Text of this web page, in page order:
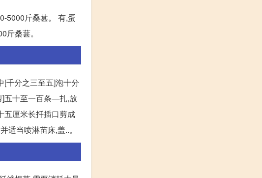
5000斤桑葚。 有,蛋
桑葚。
千分之三至五]泡十分
]五十至一百条—扎,放
五厘米长扦插口剪成
当喷淋苗床,盖..。